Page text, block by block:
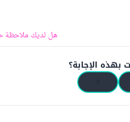
هل لديك ملاحظة
بهذه الإجابة؟